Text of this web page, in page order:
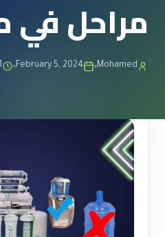
مراحل في
Mohamed
February 5, 2024 1 دقيقة قراءة